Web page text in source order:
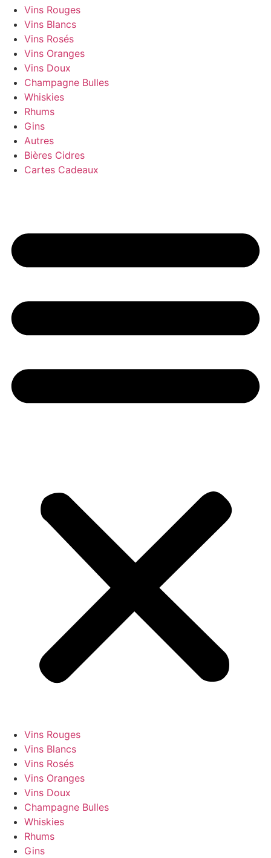
Vins Rouges
Vins Blancs
Vins Rosés
Vins Oranges
Vins Doux
Champagne Bulles
Whiskies
Rhums
Gins
Autres
Bières Cidres
Cartes Cadeaux
Vins Rouges
Vins Blancs
Vins Rosés
Vins Oranges
Vins Doux
Champagne Bulles
Whiskies
Rhums
Gins